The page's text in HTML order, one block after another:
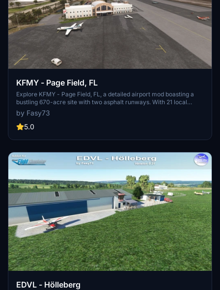
KFMY - Page Field, FL
Explore KFMY - Page Field, FL, a detailed airport mod boasting a
bustling 670-acre site with two asphalt runways. With 21 local
businesses and over 400 based aircraft, this project is a work in
progress aiming to enhance taxiways, lighting, and more. Discover
the evolving updates and immerse yourself in this thriving aviation
by Fasy73
5.0
EDVL - Hölleberg